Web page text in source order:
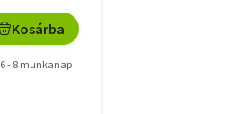
Kosárba
6 - 8 munkanap